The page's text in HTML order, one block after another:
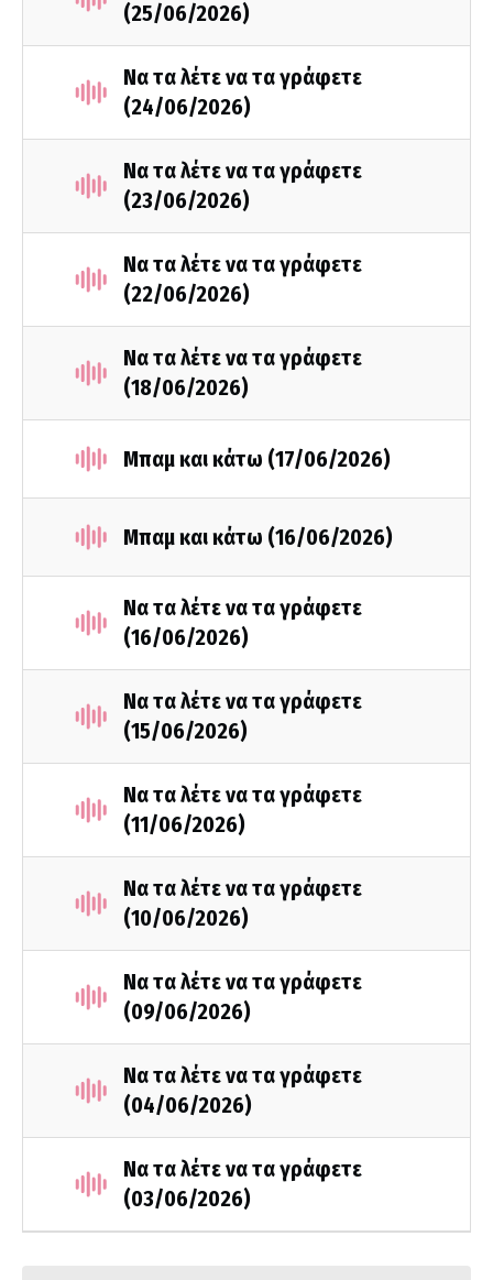
(25/06/2026)
Να τα λέτε να τα γράφετε
(24/06/2026)
Να τα λέτε να τα γράφετε
(23/06/2026)
Να τα λέτε να τα γράφετε
(22/06/2026)
Να τα λέτε να τα γράφετε
(18/06/2026)
Μπαμ και κάτω (17/06/2026)
Μπαμ και κάτω (16/06/2026)
Να τα λέτε να τα γράφετε
(16/06/2026)
Να τα λέτε να τα γράφετε
(15/06/2026)
Να τα λέτε να τα γράφετε
(11/06/2026)
Να τα λέτε να τα γράφετε
(10/06/2026)
Να τα λέτε να τα γράφετε
(09/06/2026)
Να τα λέτε να τα γράφετε
(04/06/2026)
Να τα λέτε να τα γράφετε
(03/06/2026)